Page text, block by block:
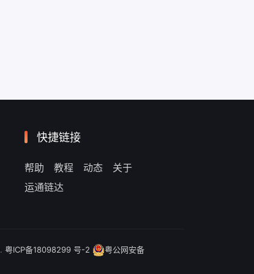
快捷链接
帮助 教程 动态
关于
运通链达
. 粤ICP备18098299 号-2
粤公网安备